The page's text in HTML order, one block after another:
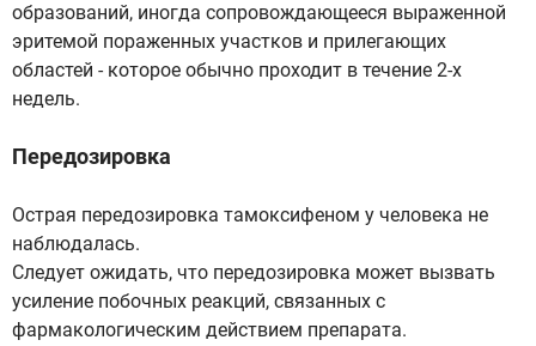
образований, иногда сопровождающееся выраженной
эритемой пораженных участков и прилегающих
областей - которое обычно проходит в течение 2-х
недель.
Передозировка
Острая передозировка тамоксифеном у человека не
наблюдалась.
Следует ожидать, что передозировка может вызвать
усиление побочных реакций, связанных с
фармакологическим действием препарата.